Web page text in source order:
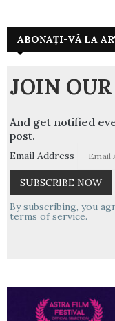
ABONAȚI-VĂ LA
JOIN
And get notified
post.
Email Address
By subscribing, you
terms of service.